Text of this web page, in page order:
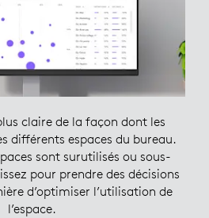
claire de la façon dont les
différents espaces du bureau.
sont surutilisés ou sous-
pour prendre des décisions
d’optimiser l’utilisation de
l’espace.